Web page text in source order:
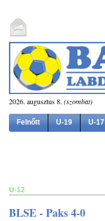
2026. augusztus 8. (szombat)
Felnőtt U-19 U-17
U-12
BLSE - Paks 4-0